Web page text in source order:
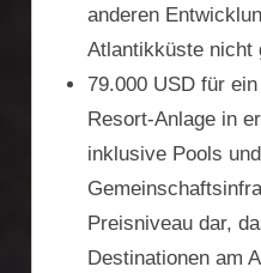
anderen
Atlantikküste nicht
79.000 USD für
Resort-Anlage in
inklusive Pools
Preisniveau dar,
Destinationen am